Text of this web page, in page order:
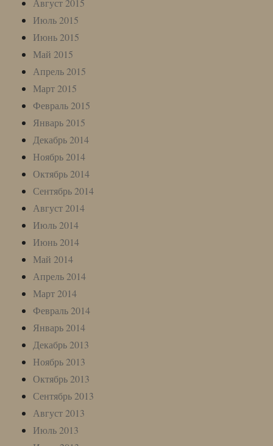
Август 2015
Июль 2015
Июнь 2015
Май 2015
Апрель 2015
Март 2015
Февраль 2015
Январь 2015
Декабрь 2014
Ноябрь 2014
Октябрь 2014
Сентябрь 2014
Август 2014
Июль 2014
Июнь 2014
Май 2014
Апрель 2014
Март 2014
Февраль 2014
Январь 2014
Декабрь 2013
Ноябрь 2013
Октябрь 2013
Сентябрь 2013
Август 2013
Июль 2013